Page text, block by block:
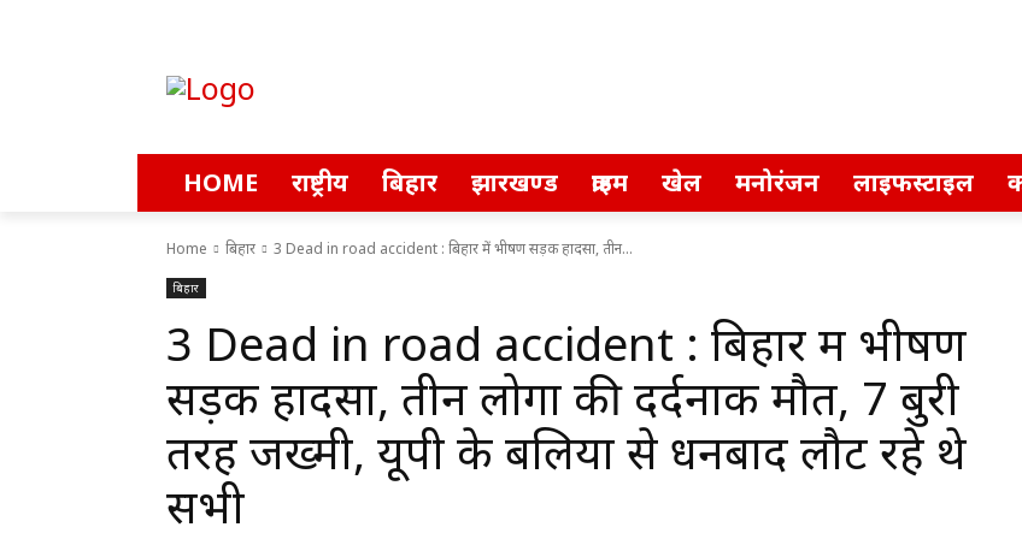
HOME राष्ट्रीय बिहार झारखण्ड क्राइम खेल मनोरंजन लाइफस्टाइल
Home बिहार 3 Dead in road accident : बिहार में भीषण सड़क हादसा, तीन...
बिहार
3 Dead in road accident : बिहार में भीषण
सड़क हादसा, तीन लोगों की दर्दनाक मौत, 7 बुरी
तरह जख्मी, यूपी के बलिया से धनबाद लौट रहे थे
सभी